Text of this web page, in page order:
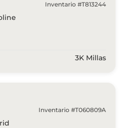
Inventario #T813244
3K Millas
Inventario #T060809A